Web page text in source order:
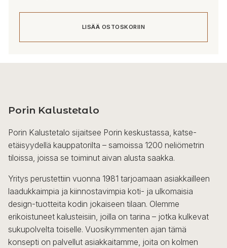
LISÄÄ OSTOSKORIIN
Porin Kalustetalo
Porin Kalustetalo sijaitsee Porin keskustassa, katse-
etäisyydellä kauppatorilta – samoissa 1200 neliömetrin
tiloissa, joissa se toiminut aivan alusta saakka.
Yritys perustettiin vuonna 1981 tarjoamaan asiakkailleen
laadukkaimpia ja kiinnostavimpia koti- ja ulkomaisia
design-tuotteita kodin jokaiseen tilaan. Olemme
erikoistuneet kalusteisiin, joilla on tarina – jotka kulkevat
sukupolvelta toiselle. Vuosikymmenten ajan tämä
konsepti on palvellut asiakkaitamme, joita on kolmen